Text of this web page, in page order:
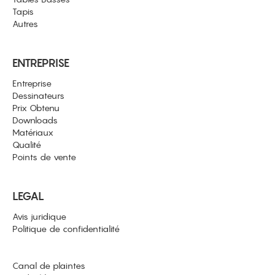
Tapis
Autres
ENTREPRISE
Entreprise
Dessinateurs
Prix Obtenu
Downloads
Matériaux
Qualité
Points de vente
LEGAL
Avis juridique
Politique de confidentialité
Canal de plaintes